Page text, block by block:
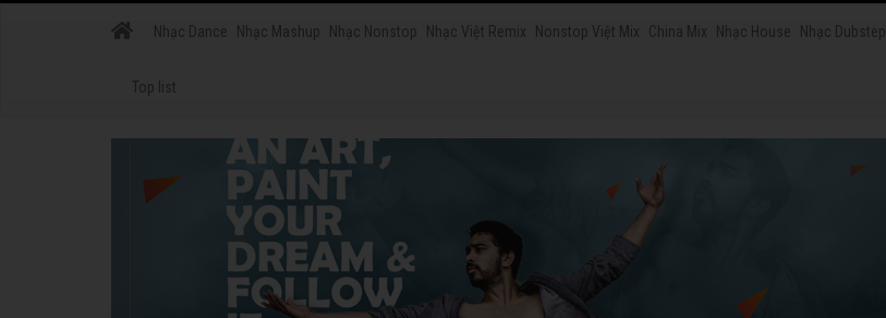
Nhạc Dance Nhạc Mashup Nhạc Nonstop Nhạc Việt Remix Nonstop Việt Mix China Mix Nhạc House Nhạc Dubstep
Top list